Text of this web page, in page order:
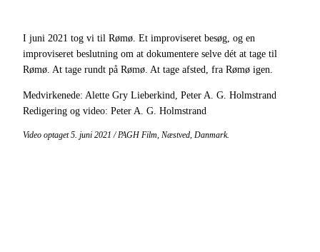
I juni 2021 tog vi til Rømø. Et improviseret besøg, og en
improviseret beslutning om at dokumentere selve dét at tage til
Rømø. At tage rundt på Rømø. At tage afsted, fra Rømø igen.
Medvirkenede: Alette Gry Lieberkind, Peter A. G. Holmstrand
Redigering og video: Peter A. G. Holmstrand
Video optaget 5. juni 2021 / PAGH Film, Næstved, Danmark.